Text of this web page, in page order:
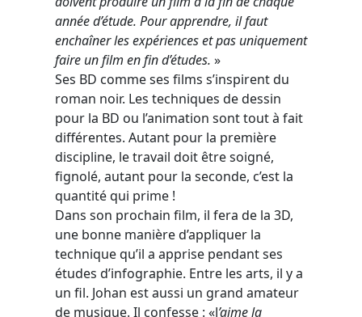
année d’étude. Pour apprendre, il faut
enchaîner les expériences et pas uniquement
faire un film en fin d’études. »
Ses BD comme ses films s’inspirent du
roman noir. Les techniques de dessin
pour la BD ou l’animation sont tout à fait
différentes. Autant pour la première
discipline, le travail doit être soigné,
fignolé, autant pour la seconde, c’est la
quantité qui prime !
Dans son prochain film, il fera de la 3D,
une bonne manière d’appliquer la
technique qu’il a apprise pendant ses
études d’infographie. Entre les arts, il y a
un fil. Johan est aussi un grand amateur
de musique. Il confesse : «J’aime la